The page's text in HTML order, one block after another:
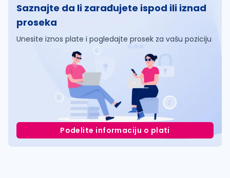
Saznajte da li zarađujete ispod ili iznad
proseka
Unesite iznos plate i pogledajte prosek za vašu poziciju
Podelite informaciju o plati